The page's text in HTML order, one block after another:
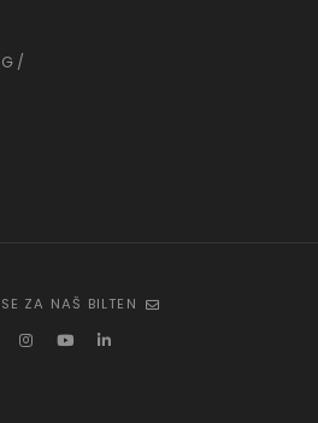
/
ZA NAŠ BILTEN